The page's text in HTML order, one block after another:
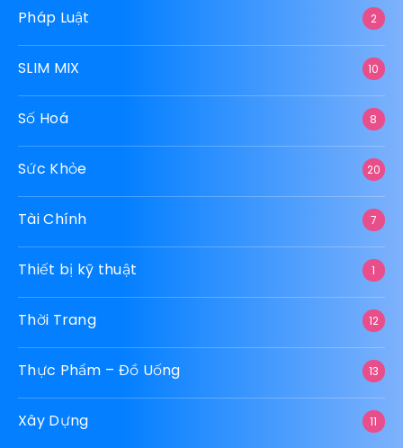
Pháp Luật 2
SLIM MIX 10
Số Hoá 8
Sức Khỏe 20
Tài Chính 7
Thiết bị kỹ thuật 1
Thời Trang 12
Thực Phẩm – Đồ Uống 13
Xây Dựng 11